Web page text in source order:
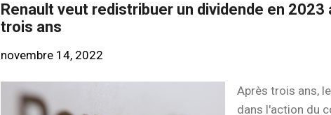
Renault veut redistribuer un dividende en 2023
trois ans
novembre 14, 2022
Après trois ans,
dans l'action du